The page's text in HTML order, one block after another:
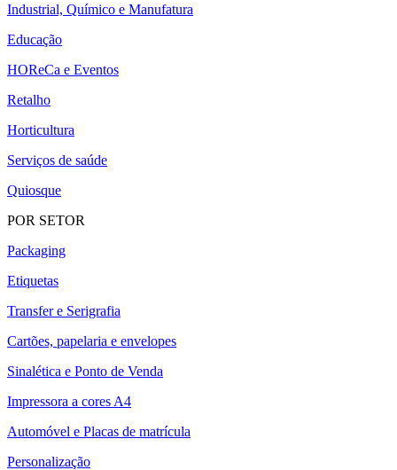
Industrial, Químico e Manufatura
Educação
HOReCa e Eventos
Retalho
Horticultura
Serviços de saúde
Quiosque
POR SETOR
Packaging
Etiquetas
Transfer e Serigrafia
Cartões, papelaria e envelopes
Sinalética e Ponto de Venda
Impressora a cores A4
Automóvel e Placas de matrícula
Personalização